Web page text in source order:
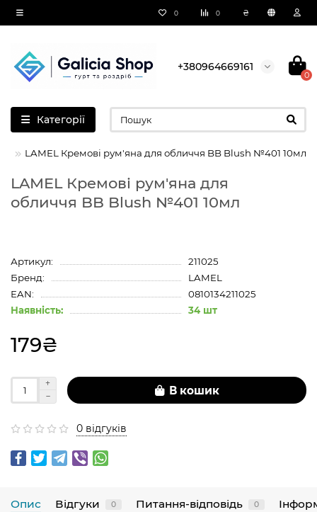
0 0 ₴
+380964669161
0
Категорії
LAMEL Кремові рум'яна для обличчя BB Blush №401 10мл
LAMEL Кремові рум'яна для
обличчя BB Blush №401 10мл
Артикул:
211025
Бренд:
LAMEL
EAN:
0810134211025
Наявність:
34 шт
179₴
В кошик
0 відгуків
Опис Відгуки 0 Питання-відповідь 0